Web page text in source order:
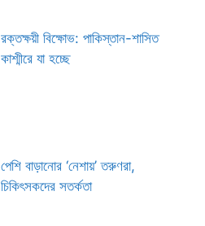
রক্তক্ষয়ী বিক্ষোভ: পাকিস্তান-শাসিত
কাশ্মীরে যা হচ্ছে
পেশি বাড়ানোর ‘নেশায়’ তরুণরা,
চিকিৎসকদের সতর্কতা